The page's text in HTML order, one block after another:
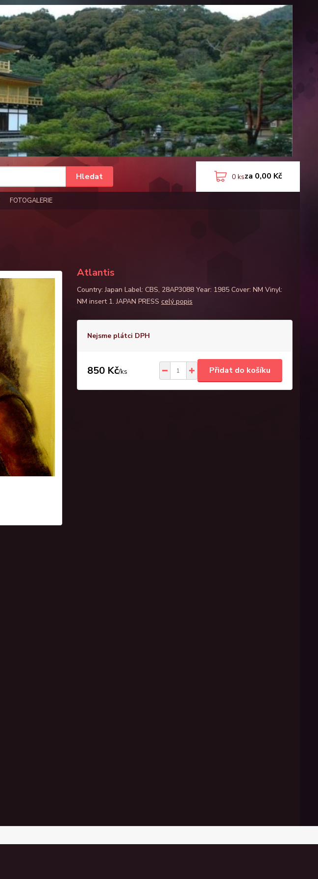
FOTOGALERIE
Hledat 0 ksza 0,00 Kč
Atlantis
Country: Japan Label: CBS, 28AP3088 Year: 1985 Cover: NM Vinyl:
NM insert 1. JAPAN PRESS celý popis
Nejsme plátci DPH
850 Kč/ks Přidat do košíku